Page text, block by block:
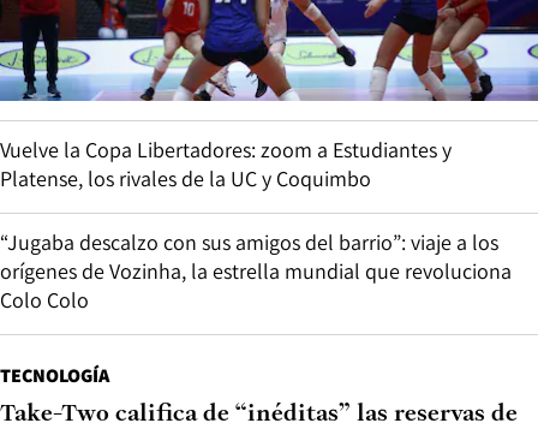
Vuelve la Copa Libertadores: zoom a Estudiantes y
Platense, los rivales de la UC y Coquimbo
“Jugaba descalzo con sus amigos del barrio”: viaje a los
orígenes de Vozinha, la estrella mundial que revoluciona
Colo Colo
TECNOLOGÍA
Take-Two califica de “inéditas” las reservas de